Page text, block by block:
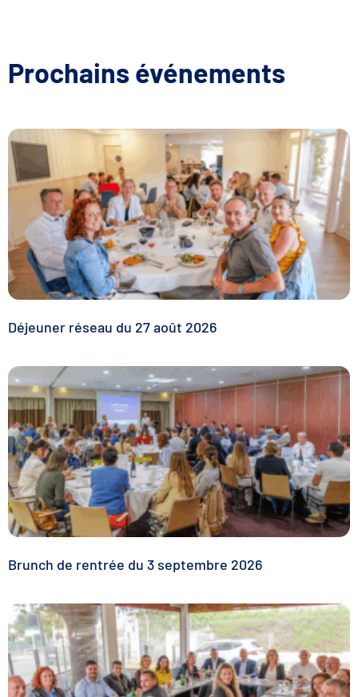
Prochains événements
Déjeuner réseau du 27 août 2026
Brunch de rentrée du 3 septembre 2026